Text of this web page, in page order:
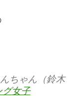
ちゃん（鈴木
女子